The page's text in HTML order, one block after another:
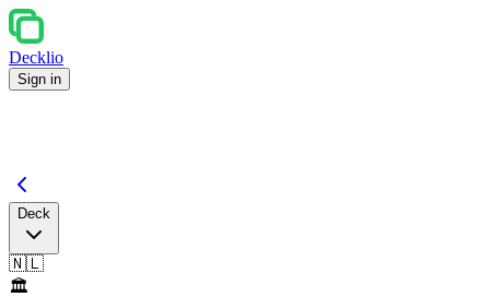
Decklio
Sign in
Deck
🇳🇱
🏛️